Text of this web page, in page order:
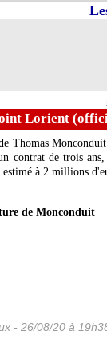
Lorient
Thomas Monconduit
contrat de trois
à 2 millions
de Monconduit
- 26/08/20 à